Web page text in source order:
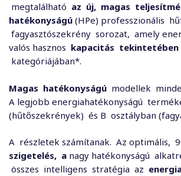
megtalálható az új, magas
hatékonyságú (HPe) professzionális
fagyasztószekrény sorozat, amely
valós hasznos kapacitás tekintetében
kategóriájában*.
Magas hatékonyságú modellek
A legjobb energiahatékonyságú
(hűtőszekrények) és B osztályban
A részletek számítanak. Az optimális,
szigetelés, a nagy hatékonyságú
összes intelligens stratégia az